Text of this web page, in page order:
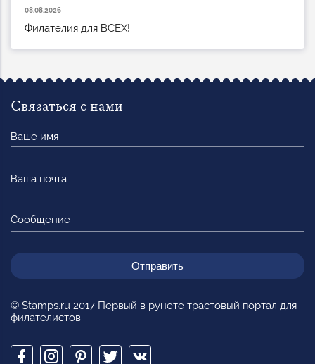
08.08.2026
Филателия для ВСЕХ!
© Stamps.ru 2017 Первый в рунете трастовый портал для
филателистов
Связаться с нами
имя
почта
Сообщение